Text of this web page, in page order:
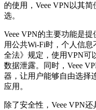
的使用，Veee VPN以其
选。
Veee VPN的主要功能是
用公共Wi-Fi时，个人信
全法》规定，使用VPN可
数据泄露。同时，Veee
器，让用户能够自由选择
应用。
除了安全性，Veee VPN